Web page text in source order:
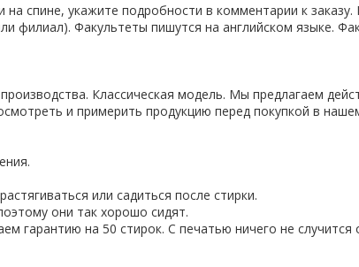
на спине, укажите подробности в комментарии к
филиал). Факультеты пишутся на английском языке.
Классическая модель. Мы предлагаем
и примерить продукцию перед покупкой в
или садиться после стирки.
они так хорошо сидят.
гарантию на 50 стирок. С печатью ничего не случится